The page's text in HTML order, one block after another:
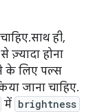
साथ ही,
ज़्यादा होना
के लिए पल्स
जाना चाहिए.
में brightness